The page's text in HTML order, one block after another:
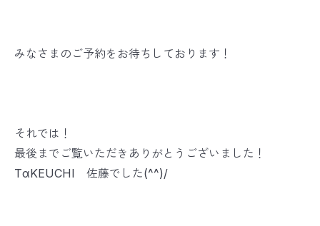
みなさまのご予約をお待ちしております！
それでは！
最後までご覧いただきありがとうございました！
TαKEUCHI 佐藤でした(^^)/